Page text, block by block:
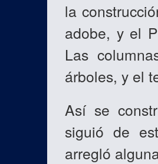
la
adobe, y el
Las
árboles, y el
Así se
siguió de
arregló